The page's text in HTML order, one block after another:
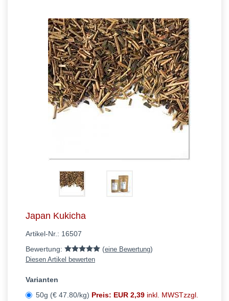
Japan Kukicha
Artikel-Nr.: 16507
Bewertung:
(eine Bewertung)
Diesen Artikel bewerten
Varianten
50g (€ 47.80/kg) Preis: EUR 2,39 inkl. MWSTzzgl.